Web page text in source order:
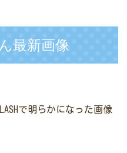
最新画像
で明らかになった画像